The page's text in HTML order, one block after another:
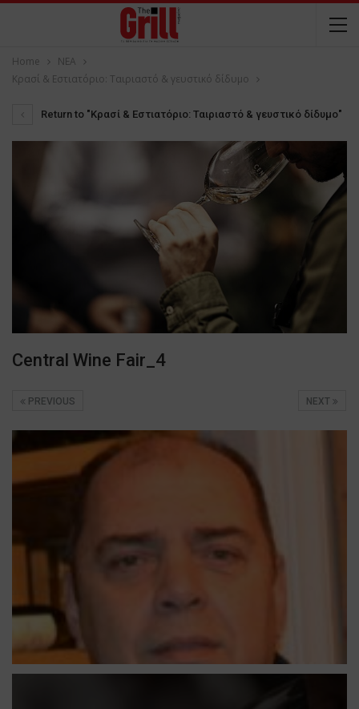
Home
NEA
Κρασί & Εστιατόριο: Ταιριαστό & γευστικό δίδυμο
Return to "Κρασί & Εστιατόριο: Ταιριαστό & γευστικό δίδυμο"
Central Wine Fair_4
NEXT
PREVIOUS